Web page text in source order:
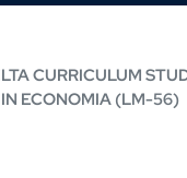
CURRICULUM
ECONOMIA (LM-56)